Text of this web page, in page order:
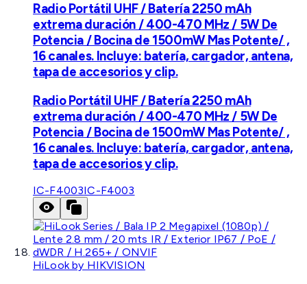
Radio Portátil UHF / Batería 2250 mAh
extrema duración / 400-470 MHz / 5W De
Potencia / Bocina de 1500mW Mas Potente/ ,
16 canales. Incluye: batería, cargador, antena,
tapa de accesorios y clip.
Radio Portátil UHF / Batería 2250 mAh
extrema duración / 400-470 MHz / 5W De
Potencia / Bocina de 1500mW Mas Potente/ ,
16 canales. Incluye: batería, cargador, antena,
tapa de accesorios y clip.
IC-F4003IC-F4003
HiLook by HIKVISION